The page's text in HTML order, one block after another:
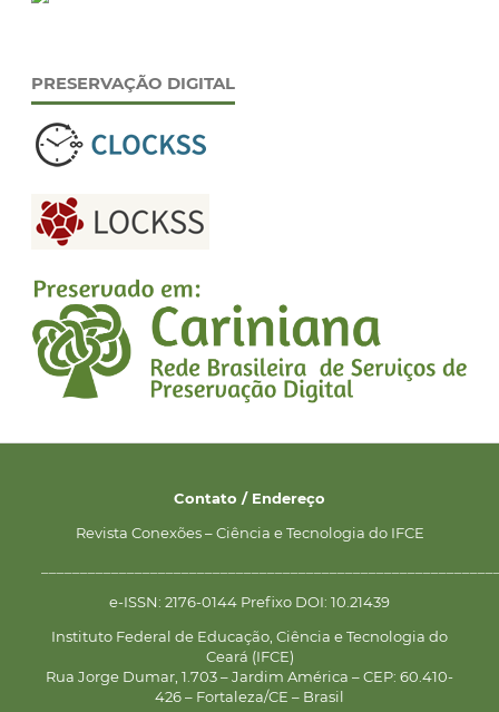
PRESERVAÇÃO DIGITAL
Contato / Endereço
Revista Conexões – Ciência e Tecnologia do IFCE
e-ISSN: 2176-0144 Prefixo DOI: 10.21439
Instituto Federal de Educação, Ciência e Tecnologia do
Ceará (IFCE)
Rua Jorge Dumar, 1.703 – Jardim América – CEP: 60.410-
426 – Fortaleza/CE – Brasil